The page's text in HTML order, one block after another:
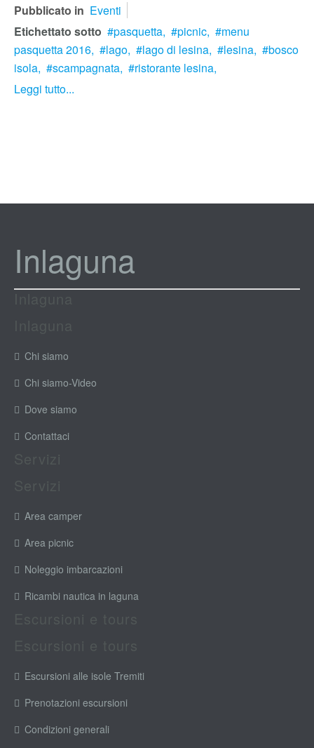
Pubblicato in Eventi
Etichettato sotto
pasquetta, picnic,
menu
pasquetta 2016,
lago, lago di lesina, lesina,
bosco
isola,
scampagnata,
ristorante lesina,
Leggi tutto...
Inlaguna
Chi siamo
Chi siamo-Video
Dove siamo
Contattaci
Area camper
Area picnic
Noleggio imbarcazioni
Ricambi nautica in laguna
Escursioni alle isole Tremiti
Prenotazioni escursioni
Condizioni generali